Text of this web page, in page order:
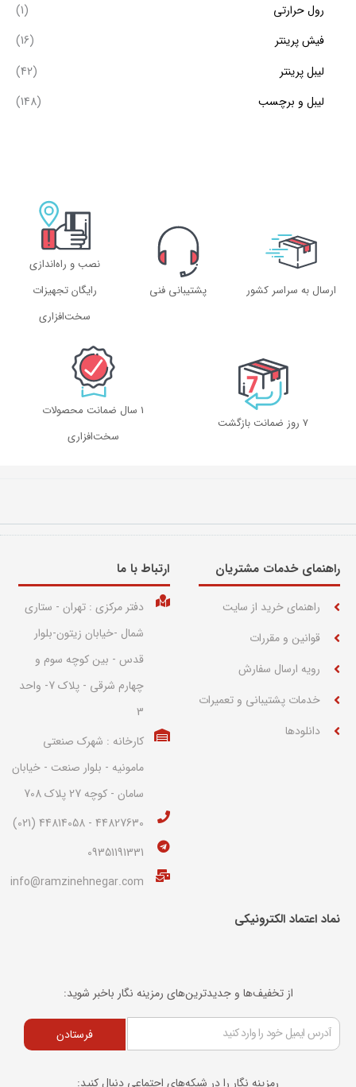
رول حرارتی
(1)
فیش پرینتر
(16)
لیبل پرینتر
(42)
لیبل و برچسب
(148)
ارسال به سراسر کشور پشتیبانی فنی
نصب و راه‌اندازی
رایگان تجهیزات
سخت‌افزاری
۷ روز ضمانت بازگشت
1 سال ضمانت محصولات
سخت‌افزاری
راهنمای خدمات مشتریان
راهنمای خرید از سایت
قوانین و مقررات
رویه ارسال سفارش
خدمات پشتیبانی و تعمیرات
دانلودها
ارتباط با ما​
دفتر مرکزی : تهران - ستاری
شمال -خیابان زیتون-بلوار
قدس - بین کوچه سوم و
چهارم شرقی - پلاک 7- واحد
3
کارخانه : شهرک صنعتی
مامونیه - بلوار صنعت - خیابان
سامان - کوچه 27 پلاک 708
44827630 - 44814058 (021)
09351191331
info@ramzinehnegar.com
نماد اعتماد الکترونیکی​
از تخفیف‌ها و جدیدترین‌های رمزینه نگار باخبر شوید:
فرستادن
رمزینه نگار را در شبکه‌های اجتماعی دنبال کنید: